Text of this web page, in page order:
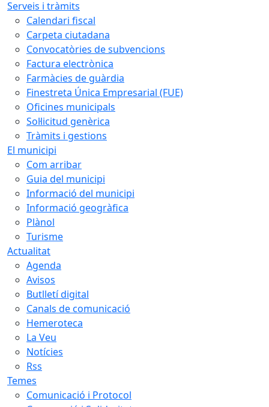
Serveis i tràmits
Calendari fiscal
Carpeta ciutadana
Convocatòries de subvencions
Factura electrònica
Farmàcies de guàrdia
Finestreta Única Empresarial (FUE)
Oficines municipals
Sol·licitud genèrica
Tràmits i gestions
El municipi
Com arribar
Guia del municipi
Informació del municipi
Informació geogràfica
Plànol
Turisme
Actualitat
Agenda
Avisos
Butlletí digital
Canals de comunicació
Hemeroteca
La Veu
Notícies
Rss
Temes
Comunicació i Protocol